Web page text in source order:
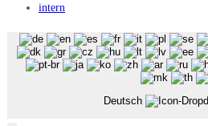
intern
Deutsch